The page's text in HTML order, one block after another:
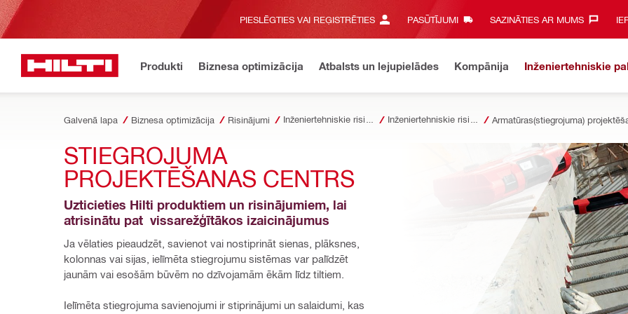
PIESLĒGTIES VAI REĢISTRĒTIES PASŪTĪJUMI SAZINĀTIES AR MUMS‎
Produkti Biznesa optimizācija Atbalsts un lejupielādes Kompānija Inženiertehniskie
Galvenā lapa Biznesa optimizācija Risinājumi Armatūras(stiegrojuma)
STIEGROJUMA
PROJEKTĒŠANAS CENTRS
Uzticieties Hilti produktiem un risinājumiem, lai
atrisinātu pat  vissarežģītākos izaicinājumus
Ja vēlaties pieaudzēt, savienot vai nostiprināt sienas, plāksnes,
kolonnas vai sijas, ielīmēta stiegrojumu sistēmas var palīdzēt
jaunām vai esošām būvēm no dzīvojamām ēkām līdz tiltiem.
Ielīmēta stiegrojuma savienojumi ir stiprinājumi un salaidumi, kas